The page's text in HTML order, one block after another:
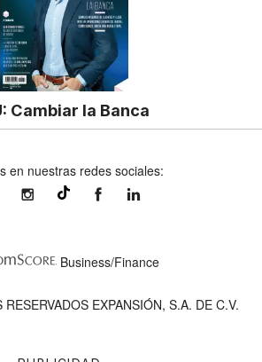
Cambiar la Banca
en nuestras redes sociales:
expansionmxexpansionmx ExpansionMex
Business/Finance
EXPANSIÓN, S.A. DE C.V.